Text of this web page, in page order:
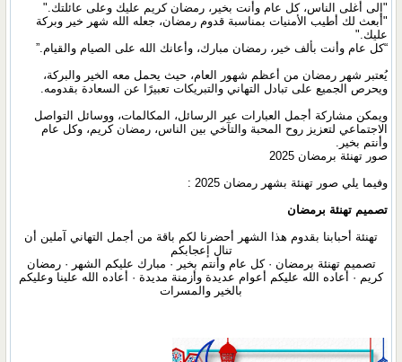
"إلى أغلى الناس، كل عام وأنت بخير، رمضان كريم عليك وعلى عائلتك."
"أبعث لك أطيب الأمنيات بمناسبة قدوم رمضان، جعله الله شهر خير وبركة
عليك."
“كل عام وأنت بألف خير، رمضان مبارك، وأعانك الله على الصيام والقيام.”
يُعتبر شهر رمضان من أعظم شهور العام، حيث يحمل معه الخير والبركة،
ويحرص الجميع على تبادل التهاني والتبريكات تعبيرًا عن السعادة بقدومه.
ويمكن مشاركة أجمل العبارات عبر الرسائل، المكالمات، ووسائل التواصل
الاجتماعي لتعزيز روح المحبة والتآخي بين الناس، رمضان كريم، وكل عام
وأنتم بخير.
صور تهنئة برمضان 2025
وفيما يلي صور تهنئة بشهر رمضان 2025 :
تصميم تهنئة برمضان
تهنئة أحبابنا بقدوم هذا الشهر أحضرنا لكم باقة من أجمل التهاني آملين أن
تنال إعجابكم
تصميم تهنئة برمضان · كل عام وأنتم بخير · مبارك عليكم الشهر · رمضان
كريم · أعاده الله عليكم أعوام عديدة وأزمنة مديدة · أعاده الله علينا وعليكم
بالخير والمسرات